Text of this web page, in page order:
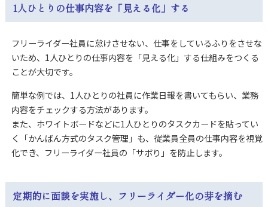
1人ひとりの仕事内容を「見える化」する
フリーライダー社員に怠けさせない、仕事をしているふりをさせな
いため、1人ひとりの仕事内容を「見える化」する仕組みをつくる
ことが大切です。
簡単な例では、1人ひとりの社員に作業日報を書いてもらい、業務
内容をチェックする方法があります。
また、ホワイトボードなどに1人ひとりのタスクカードを貼ってい
く「かんばん方式のタスク管理」も、従業員全員の仕事内容を視覚
化でき、フリーライダー社員の「サボり」を防止します。
定期的に面談を実施し、フリーライダー化の芽を摘む